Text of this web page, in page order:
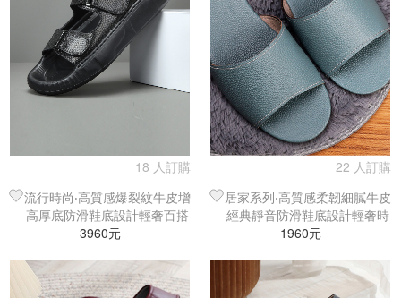
18 人訂購
流行時尚‧高質感爆裂紋牛皮增
高厚底防滑鞋底設計輕奢百搭
沙灘／涼鞋／拖鞋
3960元
22 人訂購
居家系列‧高質感柔韌細膩牛皮
經典靜音防滑鞋底設計輕奢時
尚室內拖鞋
1960元